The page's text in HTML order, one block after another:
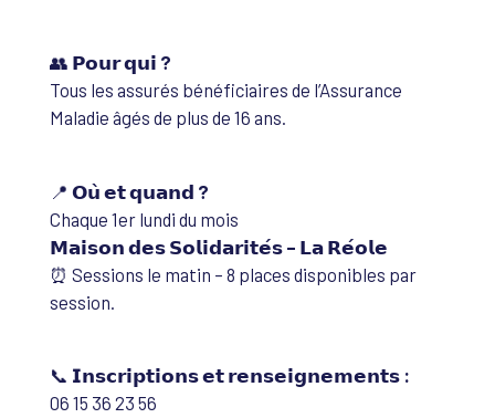
👥 𝗣𝗼𝘂𝗿 𝗾𝘂𝗶 ?
Tous les assurés bénéficiaires de l’Assurance
Maladie âgés de plus de 16 ans.
📍 𝗢𝘂̀ 𝗲𝘁 𝗾𝘂𝗮𝗻𝗱 ?
Chaque 1er lundi du mois
𝗠𝗮𝗶𝘀𝗼𝗻 𝗱𝗲𝘀 𝗦𝗼𝗹𝗶𝗱𝗮𝗿𝗶𝘁𝗲́𝘀 – 𝗟𝗮 𝗥𝗲́𝗼𝗹𝗲
⏰ Sessions le matin – 8 places disponibles par
session.
📞 𝗜𝗻𝘀𝗰𝗿𝗶𝗽𝘁𝗶𝗼𝗻𝘀 𝗲𝘁 𝗿𝗲𝗻𝘀𝗲𝗶𝗴𝗻𝗲𝗺𝗲𝗻𝘁𝘀 :
06 15 36 23 56